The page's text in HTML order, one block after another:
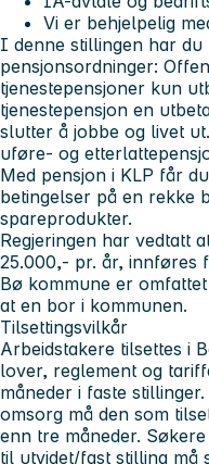
Vi er behjelpelig
I denne stillingen har
pensjonsordninger:
tjenestepensjoner kun
tjenestepensjon en
slutter å jobbe og livet
uføre- og
Med pensjon i KLP får
betingelser på en rekke
spareprodukter.
Regjeringen har vedtatt
25.000,- pr. år, innføres
Bø kommune er
at en bor i kommunen.
Tilsettingsvilkår
Arbeidstakere tilsettes i
lover, reglement og
måneder i faste
omsorg må den som
enn tre måneder.
til utvidet/fast stilling må